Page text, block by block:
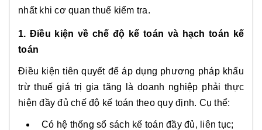
nhất khi cơ quan thuế kiểm tra.
1. Điều kiện về chế độ kế toán và hạch toán kế
toán
Điều kiện tiên quyết để áp dụng phương pháp khấu
trừ thuế giá trị gia tăng là doanh nghiệp phải thực
hiện đầy đủ chế độ kế toán theo quy định. Cụ thể:
Có hệ thống sổ sách kế toán đầy đủ, liên tục;